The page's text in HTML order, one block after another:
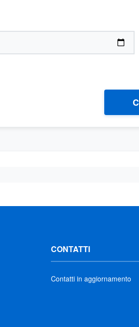
CONTATTI
Contatti in aggiornamento